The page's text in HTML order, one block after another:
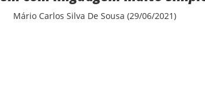
Mário Carlos Silva De Sousa (29/06/2021)